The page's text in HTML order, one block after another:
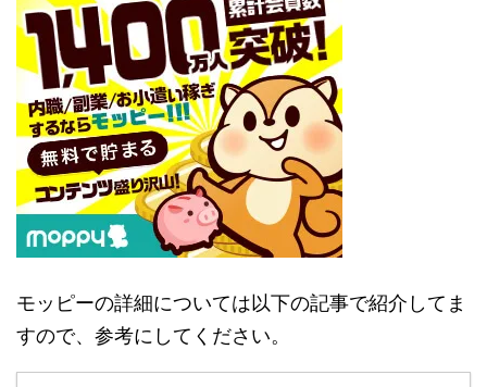
モッピーの詳細については以下の記事で紹介してま
すので、参考にしてください。